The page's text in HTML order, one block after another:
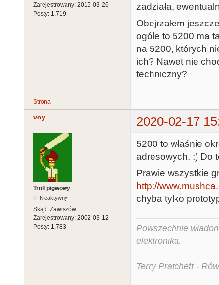
Zarejestrowany: 2015-03-26
Posty: 1,719
zadziała,
Obejrzałem
ogóle to 5200 ma
na 5200, których
ich? Nawet nie
techniczny?
Strona
voy 2020-02-17
Troll pigwowy
Nieaktywny
Skąd: Zawiszów
Zarejestrowany: 2002-03-12
Posty: 1,783
5200 to właśnie
adresowych. :) Do
Prawie wszystkie
http://
chyba tylko
Powszechnie
elektronika.
Terry Pratchett -